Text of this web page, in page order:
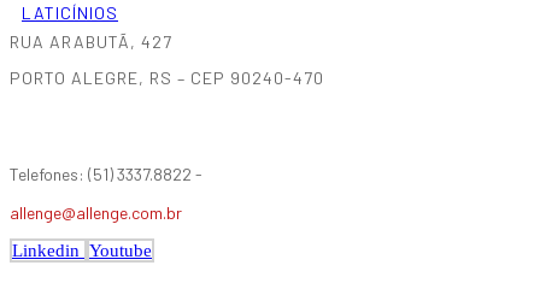
LATICÍNIOS
RUA ARABUTÃ, 427
PORTO ALEGRE, RS – CEP 90240-470
Telefones: (51) 3337.8822 -
allenge@allenge.com.br
Linkedin Youtube